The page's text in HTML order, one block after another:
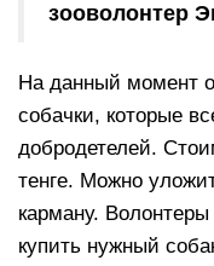
зооволонтер
На данный момент
собачки, которые
добродетелей.
тенге. Можно
карману. Волонтеры
купить нужный